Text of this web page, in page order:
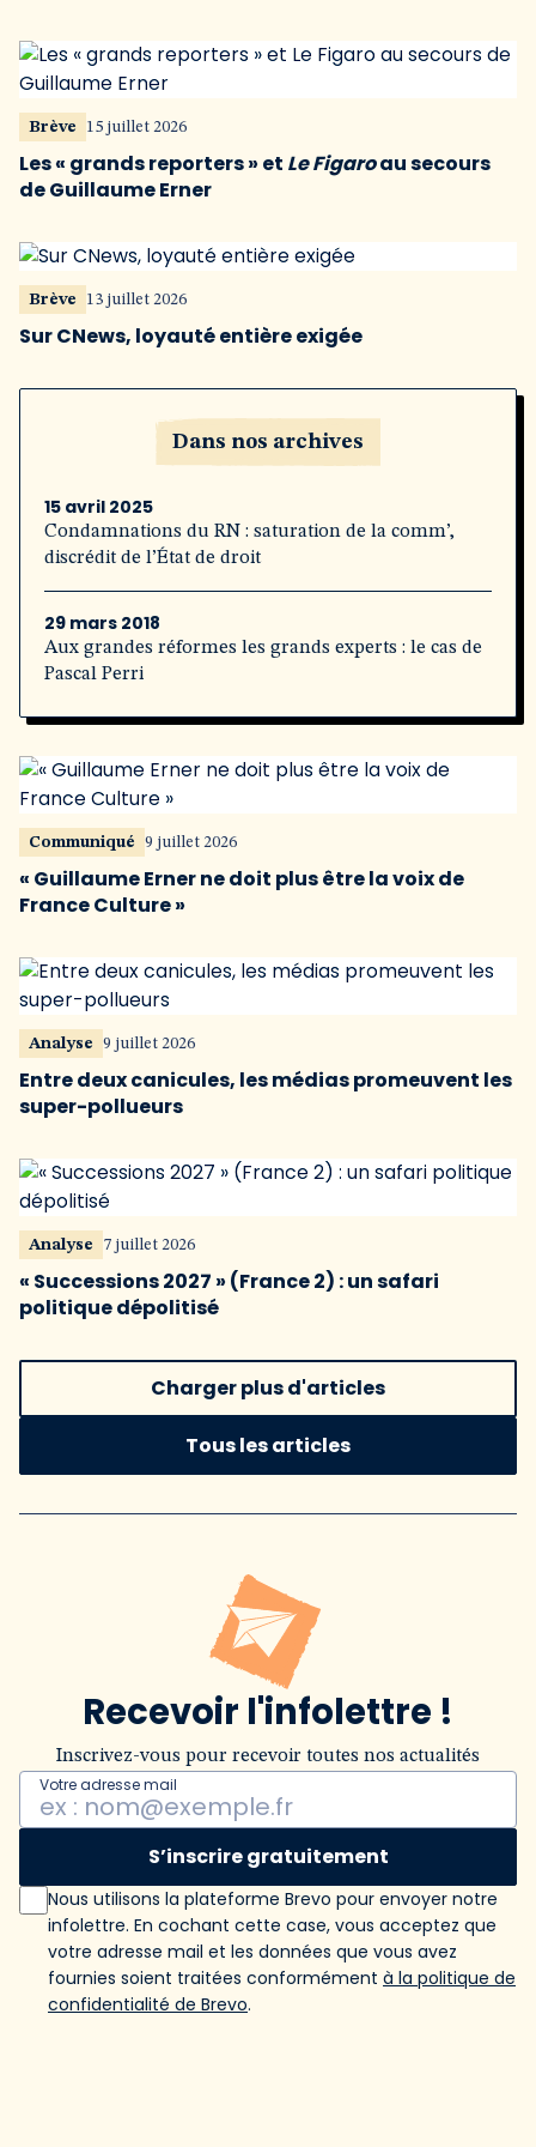
Brève 15 juillet 2026
Les « grands reporters » et Le Figaroau secours
de Guillaume Erner
Brève 13 juillet 2026
Sur CNews, loyauté entière exigée
Dans nos archives
15 avril 2025
Condamnations du RN : saturation de la comm’,
discrédit de l’État de droit
29 mars 2018
Aux grandes réformes les grands experts : le cas de
Pascal Perri
Communiqué 9 juillet 2026
« Guillaume Erner ne doit plus être la voix de
France Culture »
Analyse 9 juillet 2026
Entre deux canicules, les médias promeuvent les
super-pollueurs
Analyse 7 juillet 2026
« Successions 2027 » (France 2) : un safari
politique dépolitisé
Charger plus d'articles
Tous les articles
Recevoir l'infolettre !
Inscrivez-vous pour recevoir toutes nos actualités
Votre adresse mail
S’inscrire gratuitement
Nous utilisons la plateforme Brevo pour envoyer notre
infolettre. En cochant cette case, vous acceptez que
votre adresse mail et les données que vous avez
fournies soient traitées conformément à la politique de
confidentialité de Brevo.